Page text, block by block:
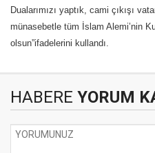
Dualarımızı yaptık, cami çıkışı
münasebetle tüm İslam Alemi’nin
olsun”ifadelerini kullandı.
HABERE YORUM